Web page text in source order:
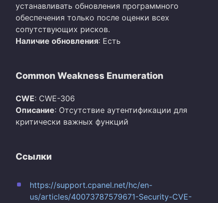
устанавливать обновления программного
обеспечения только после оценки всех
сопутствующих рисков.
Наличие обновления: Есть
Common Weakness Enumeration
CWE: CWE-306
Описание: Отсутствие аутентификации для
критически важных функций
Ссылки
https://support.cpanel.net/hc/en-
us/articles/40073787579671-Security-CVE-